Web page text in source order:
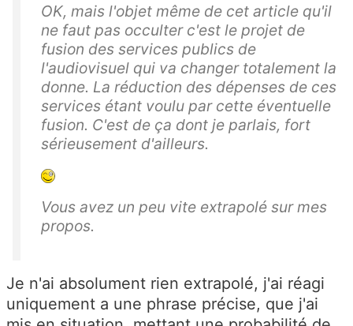
OK, mais l'objet même de cet article qu'il
ne faut pas occulter c'est le projet de
fusion des services publics de
l'audiovisuel qui va changer totalement la
donne. La réduction des dépenses de ces
services étant voulu par cette éventuelle
fusion. C'est de ça dont je parlais, fort
sérieusement d'ailleurs.
Vous avez un peu vite extrapolé sur mes
propos.
Je n'ai absolument rien extrapolé, j'ai réagi
uniquement a une phrase précise, que j'ai